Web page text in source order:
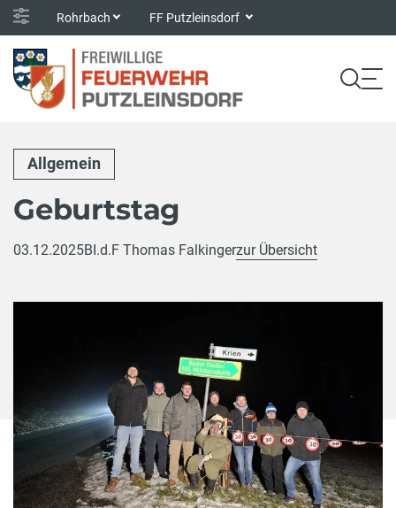
Rohrbach FF Putzleinsdorf
Allgemein
Geburtstag
03.12.2025BI.d.F Thomas Falkingerzur Übersicht